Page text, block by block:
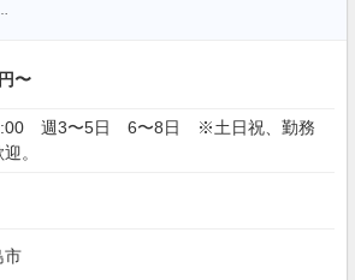
〜
週3〜5日 6〜8日 ※土日祝、勤務
。
市